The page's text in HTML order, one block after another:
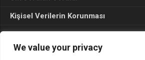
We value your privacy
Kişisel Verilerin Korunması
Seçim Sonuçları 2024